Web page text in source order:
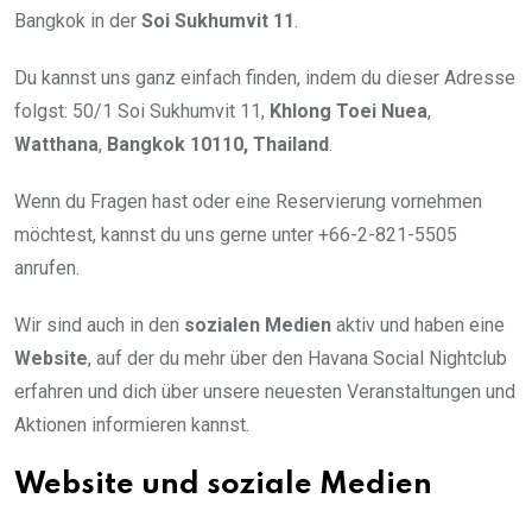
Bangkok in der Soi Sukhumvit 11
Du kannst uns ganz einfach finden, indem du dieser Adresse
folgst: 50/1 Soi Sukhumvit 11, Khlong Toei Nuea,
Watthana, Bangkok 10110, Thailand
Wenn du Fragen hast oder eine Reservierung vornehmen
möchtest, kannst du uns gerne unter +66-2-821-5505
anrufen.
Wir sind auch in den sozialen Medien aktiv und haben eine
Website, auf der du mehr über den Havana Social Nightclub
erfahren und dich über unsere neuesten Veranstaltungen und
Aktionen informieren kannst.
Website und soziale Medien